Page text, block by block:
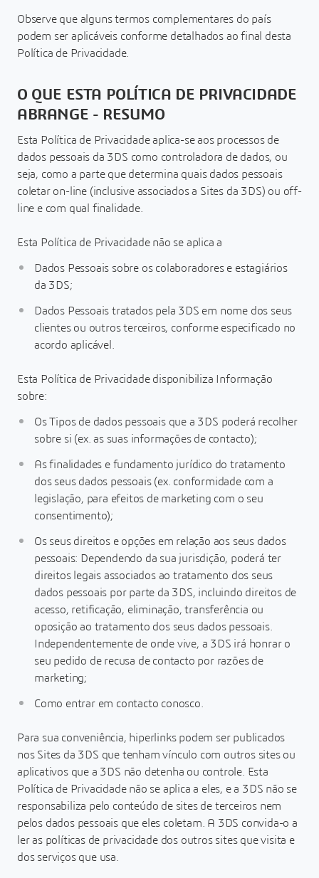
Observe que alguns termos complementares do país
podem ser aplicáveis conforme detalhados ao final desta
Política de Privacidade.
O QUE ESTA POLÍTICA DE PRIVACIDADE
ABRANGE - RESUMO
Esta Política de Privacidade aplica-se aos processos de
dados pessoais da 3DS como controladora de dados, ou
seja, como a parte que determina quais dados pessoais
coletar on-line (inclusive associados a Sites da 3DS) ou off-
line e com qual finalidade.
Esta Política de Privacidade não se aplica a
Dados Pessoais sobre os colaboradores e estagiários
da 3DS;
Dados Pessoais tratados pela 3DS em nome dos seus
clientes ou outros terceiros, conforme especificado no
acordo aplicável.
Esta Política de Privacidade disponibiliza Informação
sobre:
Os Tipos de dados pessoais que a 3DS poderá recolher
sobre si (ex. as suas informações de contacto);
As finalidades e fundamento jurídico do tratamento
dos seus dados pessoais (ex. conformidade com a
legislação, para efeitos de marketing com o seu
consentimento);
Os seus direitos e opções em relação aos seus dados
pessoais: Dependendo da sua jurisdição, poderá ter
direitos legais associados ao tratamento dos seus
dados pessoais por parte da 3DS, incluindo direitos de
acesso, retificação, eliminação, transferência ou
oposição ao tratamento dos seus dados pessoais.
Independentemente de onde vive, a 3DS irá honrar o
seu pedido de recusa de contacto por razões de
marketing;
Como entrar em contacto conosco.
Para sua conveniência, hiperlinks podem ser publicados
nos Sites da 3DS que tenham vínculo com outros sites ou
aplicativos que a 3DS não detenha ou controle. Esta
Política de Privacidade não se aplica a eles, e a 3DS não se
responsabiliza pelo conteúdo de sites de terceiros nem
pelos dados pessoais que eles coletam. A 3DS convida-o a
ler as políticas de privacidade dos outros sites que visita e
dos serviços que usa.